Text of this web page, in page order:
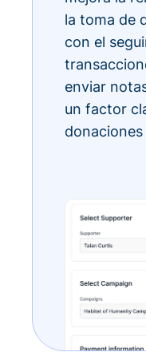
la toma de
con el
enviar
un factor